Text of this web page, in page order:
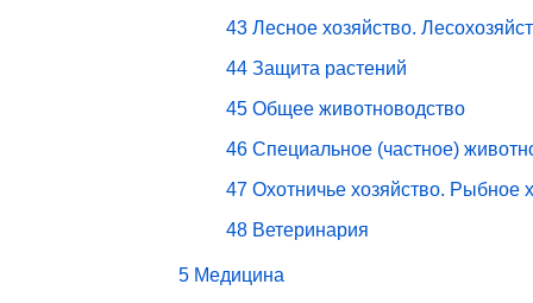
43 Лесное хозяйство.
44 Защита растений
45 Общее животноводство
46 Специальное (частное)
47 Охотничье хозяйство. Рыбное
48 Ветеринария
5 Медицина